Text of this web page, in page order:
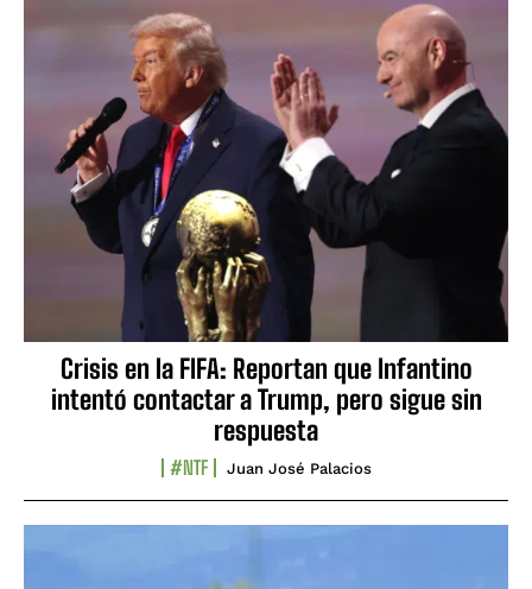
Crisis en la FIFA: Reportan que Infantino
intentó contactar a Trump, pero sigue sin
respuesta
#NTF Juan José Palacios